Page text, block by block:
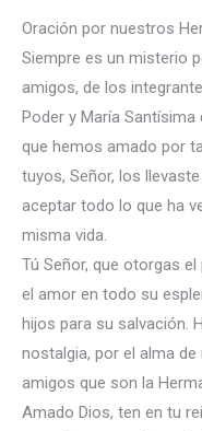
Oración por nuestros
Siempre es un misterio
amigos, de los
Poder y María Santísima
que hemos amado por
tuyos, Señor, los
aceptar todo lo que ha
misma vida.
Tú Señor, que otorgas
el amor en todo su
hijos para su salvación.
nostalgia, por el alma
amigos que son la
Amado Dios, ten en tu